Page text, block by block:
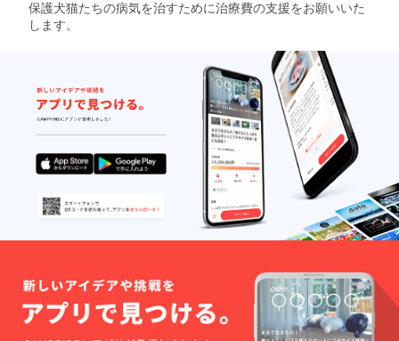
保護犬猫たちの病気を治すために治療費の支援をお願いいた
します。